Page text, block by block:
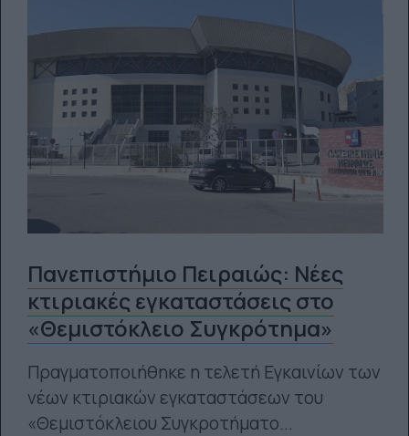
Πανεπιστήμιο Πειραιώς: Νέες
κτιριακές εγκαταστάσεις στο
«Θεμιστόκλειο Συγκρότημα»
Πραγματοποιήθηκε η τελετή Εγκαινίων των
νέων κτιριακών εγκαταστάσεων του
«Θεμιστόκλειου Συγκροτήματο...